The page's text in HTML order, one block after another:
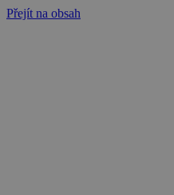
Přejít na obsah